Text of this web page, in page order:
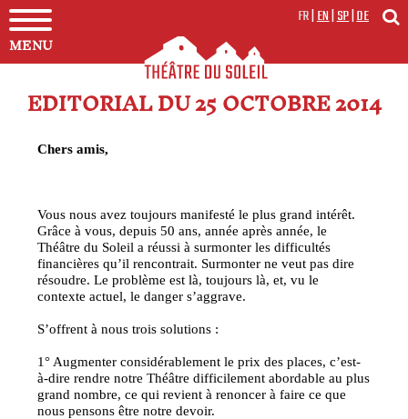
MENU
FR|EN|SP|DE
EDITORIAL DU 25 OCTOBRE 2014
Chers amis,
Vous nous avez toujours manifesté le plus grand intérêt.
Grâce à vous, depuis 50 ans, année après année, le
Théâtre du Soleil a réussi à surmonter les difficultés
financières qu’il rencontrait. Surmonter ne veut pas dire
résoudre. Le problème est là, toujours là, et, vu le
contexte actuel, le danger s’aggrave.
S’offrent à nous trois solutions :
1° Augmenter considérablement le prix des places, c’est-
à-dire rendre notre Théâtre difficilement abordable au plus
grand nombre, ce qui revient à renoncer à faire ce que
nous pensons être notre devoir.